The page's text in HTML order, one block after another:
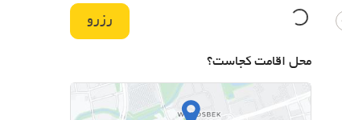
رزرو
محل اقامت کجاست؟